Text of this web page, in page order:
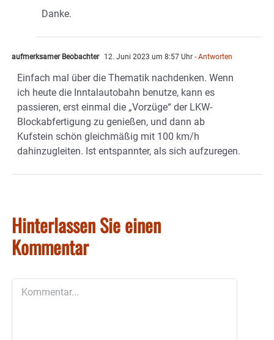
Danke.
aufmerksamer Beobachter 12. Juni 2023 um 8:57 Uhr - Antworten
Einfach mal über die Thematik nachdenken. Wenn
ich heute die Inntalautobahn benutze, kann es
passieren, erst einmal die „Vorzüge“ der LKW-
Blockabfertigung zu genießen, und dann ab
Kufstein schön gleichmäßig mit 100 km/h
dahinzugleiten. Ist entspannter, als sich aufzuregen.
Hinterlassen Sie einen
Kommentar